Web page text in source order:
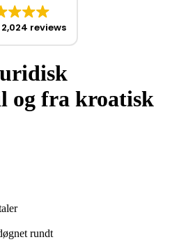
2,024 reviews
og fra kroatisk
rundt